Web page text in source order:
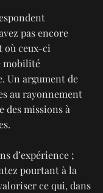
pas encore
où ceux-ci
mobilité
Un argument de
au rayonnement
missions à
d’expérience ;
pourtant à la
ce qui, dans